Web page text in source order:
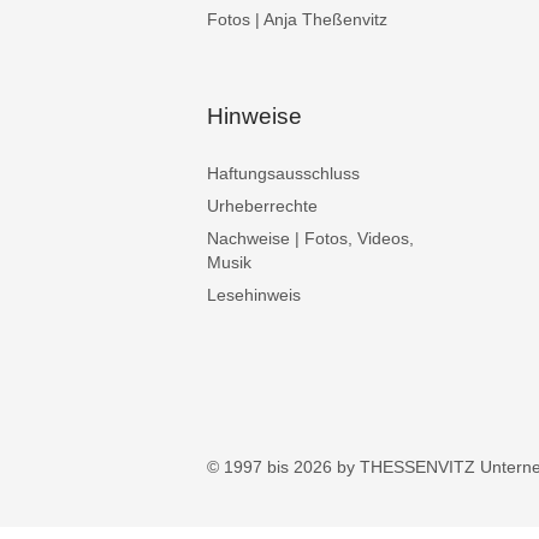
Fotos | Anja Theßenvitz
Hinweise
Haftungsausschluss
Urheberrechte
Nachweise | Fotos, Videos,
Musik
Lesehinweis
© 1997 bis 2026 by THESSENVITZ